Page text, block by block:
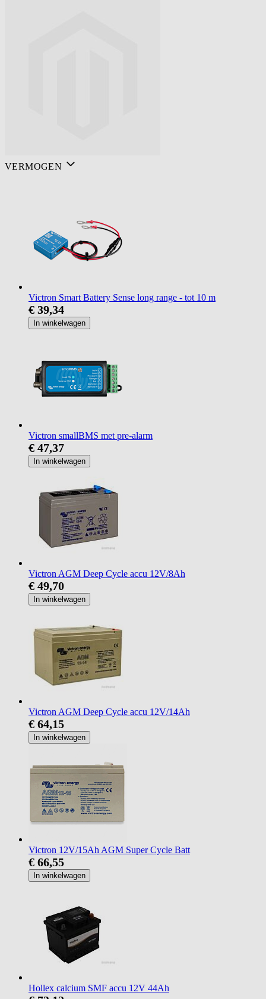
VERMOGEN
Victron Smart Battery Sense long range - tot 10 m
€ 39,34
In winkelwagen
Victron smallBMS met pre-alarm
€ 47,37
In winkelwagen
Victron AGM Deep Cycle accu 12V/8Ah
€ 49,70
In winkelwagen
Victron AGM Deep Cycle accu 12V/14Ah
€ 64,15
In winkelwagen
Victron 12V/15Ah AGM Super Cycle Batt
€ 66,55
In winkelwagen
Hollex calcium SMF accu 12V 44Ah